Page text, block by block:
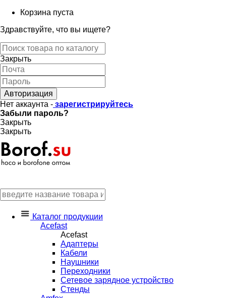
Корзина пуста
Здравствуйте, что вы ищете?
Закрыть
Авторизация
Нет аккаунта - зарегистрируйтесь
Забыли пароль?
Закрыть
Закрыть
Каталог продукции
Acefast
Acefast
Адаптеры
Кабели
Наушники
Переходники
Сетевое зарядное устройство
Стенды